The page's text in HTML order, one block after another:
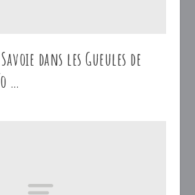
dans les Gueules de
…